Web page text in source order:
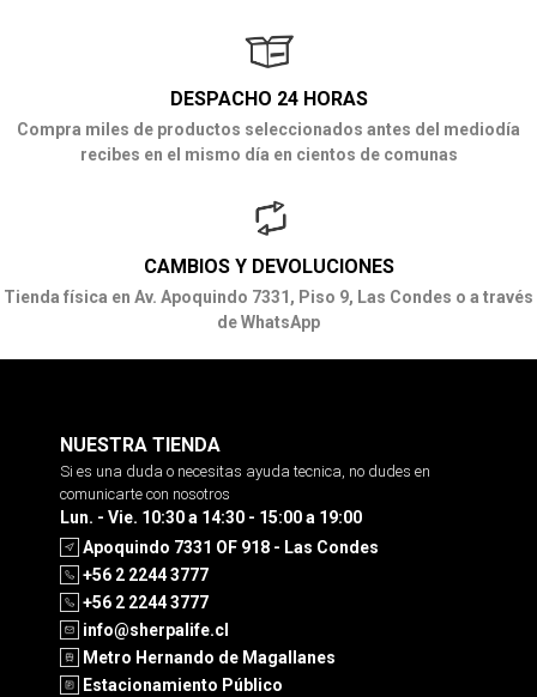
DESPACHO 24 HORAS
Compra miles de productos seleccionados antes del mediodía
recibes en el mismo día en cientos de comunas
CAMBIOS Y DEVOLUCIONES
Tienda física en Av. Apoquindo 7331, Piso 9, Las Condes o a través
de WhatsApp
NUESTRA TIENDA
Si es una duda o necesitas ayuda tecnica, no dudes en
comunicarte con nosotros
Lun. - Vie. 10:30 a 14:30 - 15:00 a 19:00
Apoquindo 7331 OF 918 - Las Condes
+56 2 2244 3777
+56 2 2244 3777
info@sherpalife.cl
Metro Hernando de Magallanes
Estacionamiento Público